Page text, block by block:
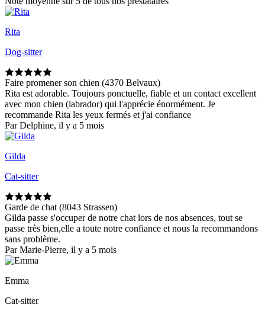
Rita
Dog-sitter
Faire promener son chien (4370 Belvaux)
Rita est adorable. Toujours ponctuelle, fiable et un contact excellent
avec mon chien (labrador) qui l'apprécie énormément. Je
recommande Rita les yeux fermés et j'ai confiance
Par Delphine, il y a 5 mois
Gilda
Cat-sitter
Garde de chat (8043 Strassen)
Gilda passe s'occuper de notre chat lors de nos absences, tout se
passe très bien,elle a toute notre confiance et nous la recommandons
sans problème.
Par Marie-Pierre, il y a 5 mois
Emma
Cat-sitter